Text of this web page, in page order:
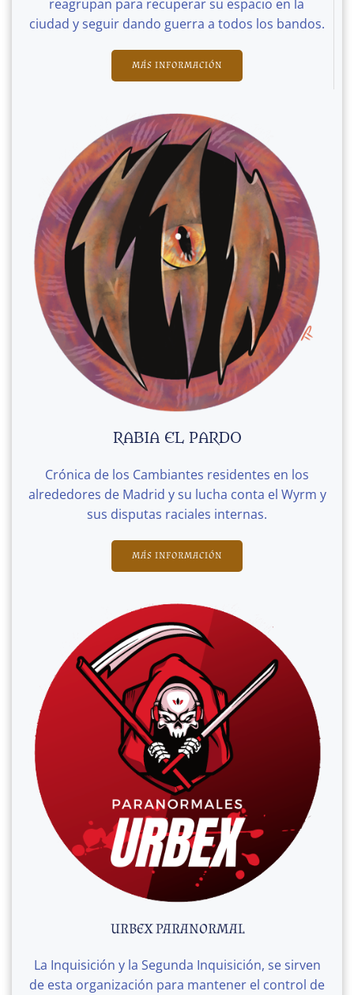
reagrupan para recuperar su espacio en la
ciudad y seguir dando guerra a todos los bandos.
MÁS INFORMACIÓN
RABIA EL PARDO
Crónica de los Cambiantes residentes en los
alrededores de Madrid y su lucha conta el Wyrm y
sus disputas raciales internas.
MÁS INFORMACIÓN
URBEX PARANORMAL
La Inquisición y la Segunda Inquisición, se sirven
de esta organización para mantener el control de